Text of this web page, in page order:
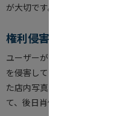
が大切です。
権利侵害の可能性回避
ユーザーが作成するコンテン
を侵害している可能性があり
た店内写真を企業側で拡散し
て、後日肖像権侵害のクレーム